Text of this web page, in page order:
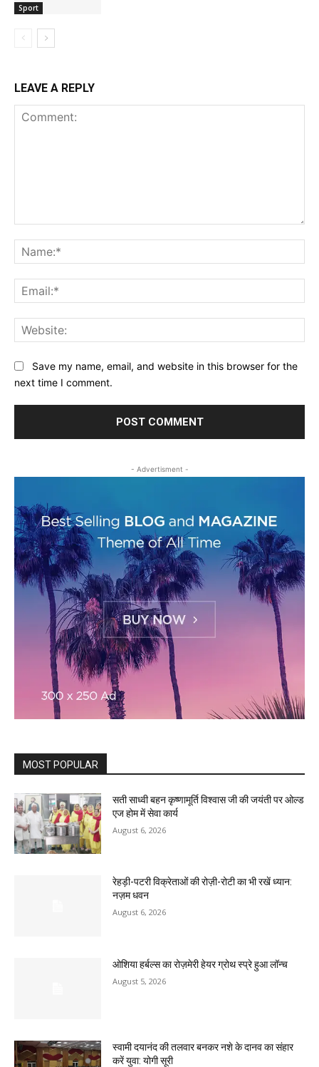
Sport
LEAVE A REPLY
Save my name, email, and website in this browser for the
next time I comment.
- Advertisment -
MOST POPULAR
सती साध्वी बहन कृष्णामूर्ति विश्वास जी की जयंती पर ओल्ड
एज होम में सेवा कार्य
August 6, 2026
रेहड़ी-पटरी विक्रेताओं की रोज़ी-रोटी का भी रखें ध्यान:
नज़म धवन
August 6, 2026
ओशिया हर्बल्स का रोज़मेरी हेयर ग्रोथ स्प्रे हुआ लॉन्च
August 5, 2026
स्वामी दयानंद की तलवार बनकर नशे के दानव का संहार
करें युवा: योगी सूरी